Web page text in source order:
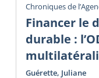
Chroniques de
Financer le
durable :
Guérette, Juliane